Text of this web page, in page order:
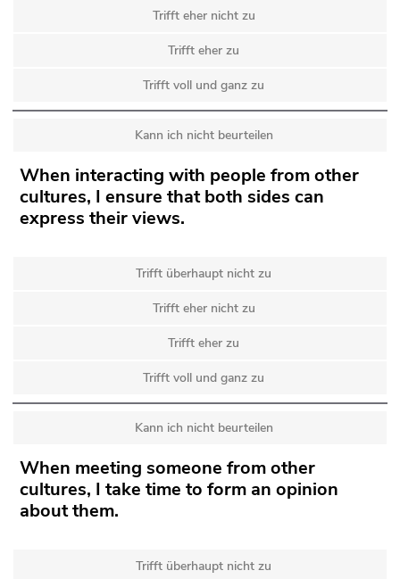
Trifft eher nicht zu
Trifft eher zu
Trifft voll und ganz zu
Kann ich nicht beurteilen
When interacting with people from other
cultures, I ensure that both sides can
express their views.
Trifft überhaupt nicht zu
Trifft eher nicht zu
Trifft eher zu
Trifft voll und ganz zu
Kann ich nicht beurteilen
When meeting someone from other
cultures, I take time to form an opinion
about them.
Trifft überhaupt nicht zu